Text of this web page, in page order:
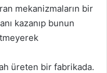
mekanizmaların bir
kazanıp bunun
üreten bir fabrikada.